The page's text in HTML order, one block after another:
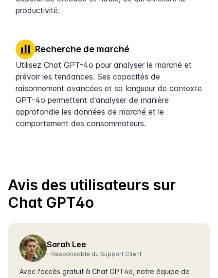
productivité.
Recherche de marché
Utilisez Chat GPT-4o pour analyser le marché et
prévoir les tendances. Ses capacités de
raisonnement avancées et sa longueur de contexte
GPT-4o permettent d'analyser de manière
approfondie les données de marché et le
comportement des consommateurs.
Avis des utilisateurs sur
Chat GPT4o
Sarah Lee
- Responsable du Support Client
Avec l'accès gratuit à Chat GPT4o, notre équipe de